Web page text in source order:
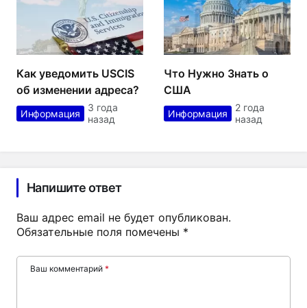
Как уведомить USCIS
об изменении адреса?
Информация
3 года
назад
Что Нужно Знать о
США
Информация
2 года
назад
Напишите ответ
Ваш адрес email не будет опубликован.
Обязательные поля помечены *
Ваш комментарий *